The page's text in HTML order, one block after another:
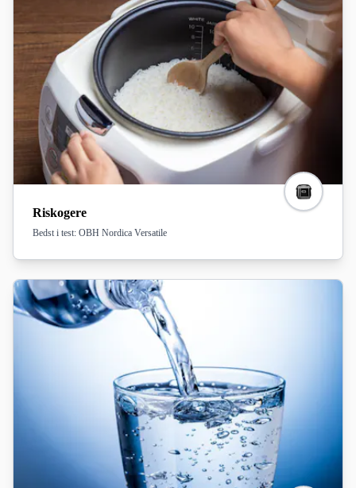
Riskogere
Bedst i test: OBH Nordica Versatile